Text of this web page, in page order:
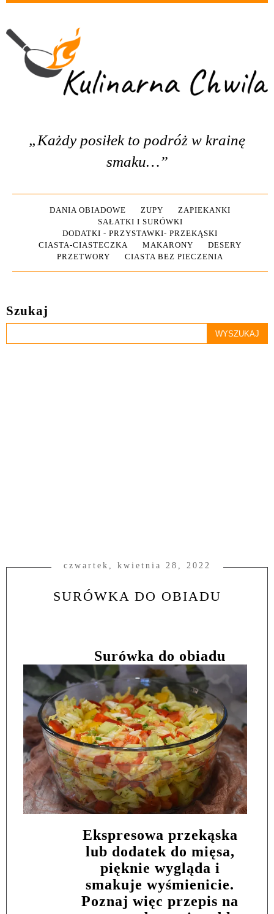
„Każdy posiłek to podróż w krainę
smaku…”
DANIA OBIADOWE ZUPY
ZAPIEKANKI
SAŁATKI I SURÓWKI
DODATKI - PRZYSTAWKI- PRZEKĄSKI
CIASTA-CIASTECZKA
MAKARONY
DESERY
PRZETWORY
CIASTA BEZ PIECZENIA
Szukaj
czwartek, kwietnia 28, 2022
SURÓWKA DO OBIADU
Surówka do obiadu
Ekspresowa przekąska
lub dodatek do mięsa,
pięknie wygląda i
smakuje wyśmienicie.
Poznaj więc przepis na